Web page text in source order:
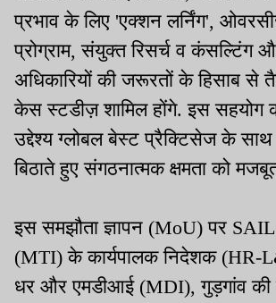
प्रभाव के लिए 'एक्शन लर्निंग',
प्रोग्राम, संयुक्त रिसर्च व कंसल्टिंग
अधिकारियों की जरूरतों के हिसाब से
केस स्टडीज़ शामिल होंगे. इस सहयोग
उद्देश्य ग्लोबल बेस्ट प्रैक्टिसेज के
बिठाते हुए संगठनात्मक क्षमता को
इस समझौता ज्ञापन (MoU) पर
(MTI) के कार्यपालक निदेशक
धर और एमडीआई (MDI), गुड़गांव की